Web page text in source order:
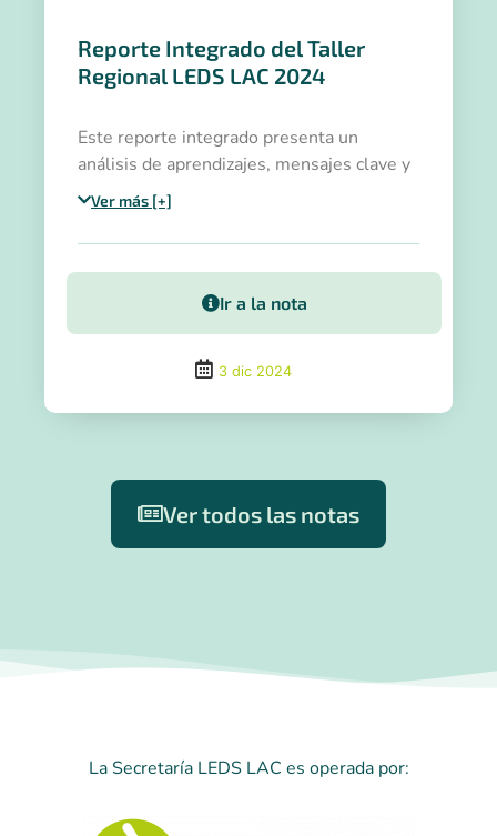
Reporte Integrado del Taller
Regional LEDS LAC 2024
Este reporte integrado presenta un
análisis de aprendizajes, mensajes clave y
avances hacia la COP30 y oportunidades
identificadas.
Ver más [+]
Ir a la nota
3 dic 2024
Ver todos las notas
La Secretaría LEDS LAC es operada por: